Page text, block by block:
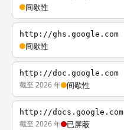
间歇性
http://ghs.google.com
间歇性
http://doc.google.com
截至 2026 年 间歇性
http://docs.google.com
截至 2026 年 已屏蔽